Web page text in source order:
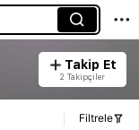
Takip Et
2 Takipçiler
Filtrele